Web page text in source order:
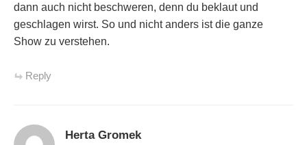
dann auch nicht beschweren, denn du beklaut und
geschlagen wirst. So und nicht anders ist die ganze
Show zu verstehen.
Reply
Herta Gromek